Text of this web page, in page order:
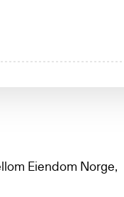
Eiendom Norge,